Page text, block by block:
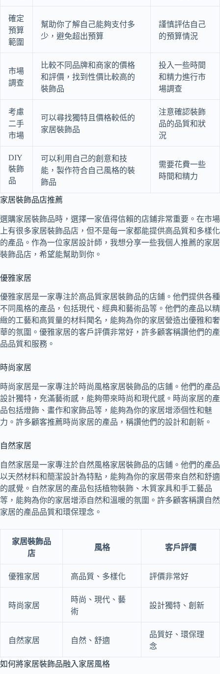
確定
預算
範圍
幫助你了解自己能夠支付多
少，避免超出預算
謹慎評估自己
的預算情況
市場
調查
比較不同品牌和商家的價格
和評價，找到性價比較高的
裝飾品
投入一些時間
和精力進行市
場調查
考慮
二手
市場
可以尋找獨特且價格較低的
家居裝飾品
注意確認裝飾
品的品質和狀
況
DIY
裝飾
品
可以利用自己的創意和技
能，製作符合自己風格的裝
飾品
需要花費一些
時間和精力
家居裝飾品店推薦
選購家居裝飾品時，選擇一家值得信賴的店鋪非常重要。在市場
上有很多家居裝飾品店，但不是每一家都能提供高品質和多樣化
的產品。作為一位家居設計師，我想分享一些我個人推薦的家居
裝飾品店，希望能幫助到你。
優雅家居
優雅家居是一家專注於高品質家居裝飾品的店鋪。他們提供各種
不同風格的產品，包括現代、經典和藝術品等。他們的產品以精
緻的工藝和高質量的材料聞名，能夠為你的家居營造出優雅和奢
華的氛圍。優雅家居的客戶評價非常好，許多顧客稱讚他們的產
品品質和服務。
時尚家居
時尚家居是一家專注於時尚風格家居裝飾品的店鋪。他們的產品
設計獨特，充滿藝術感，能夠帶來時尚和現代感。時尚家居的產
品包括燈飾、畫作和家飾品等，能夠為你的家居增添個性和魅
力。許多顧客推薦時尚家居的產品，稱讚他們的設計和創新。
自然家居
自然家居是一家專注於自然風格家居裝飾品的店鋪。他們的產品
以天然材料和簡潔設計為特點，能夠為你的家居帶來自然和舒適
的感覺。自然家居的產品包括植物裝飾、木質家具和手工藝品
等，能夠為你的家居增添自然和溫暖的氛圍。許多顧客稱讚自然
家居的產品品質和環保理念。
家居裝飾品
店
風格 客戶評價
優雅家居 高品質、多樣化 評價非常好
時尚家居
時尚、現代、藝
術
設計獨特、創新
自然家居 自然、舒適
品質好、環保理
念
如何將家居裝飾品融入家居風格